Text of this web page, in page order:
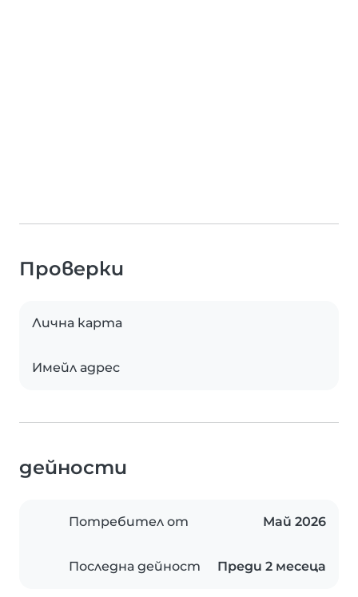
Проверки
Лична карта
Имейл адрес
дейности
Потребител от Май 2026
Последна дейност Преди 2 месеца